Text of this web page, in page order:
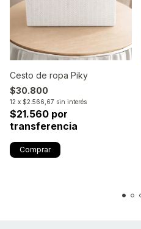
Cesto de ropa Piky
$30.800
12 x $2.566,67 sin interés
$21.560 por
transferencia